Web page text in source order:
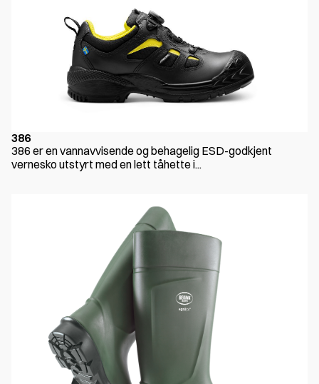
386
386 er en vannavvisende og behagelig ESD-godkjent
vernesko utstyrt med en lett tåhette i...